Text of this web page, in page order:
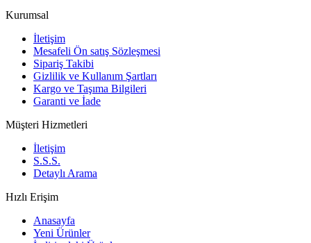
Kurumsal
İletişim
Mesafeli Ön satış Sözleşmesi
Sipariş Takibi
Gizlilik ve Kullanım Şartları
Kargo ve Taşıma Bilgileri
Garanti ve İade
Müşteri Hizmetleri
İletişim
S.S.S.
Detaylı Arama
Hızlı Erişim
Anasayfa
Yeni Ürünler